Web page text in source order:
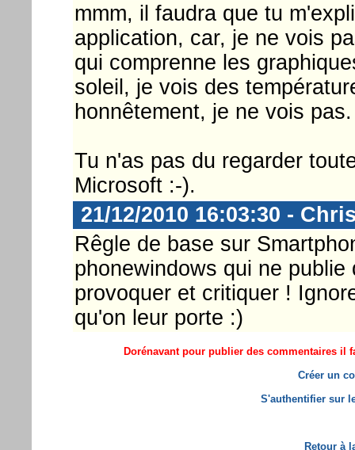
mmm, il faudra que tu
application, car, je ne vois
qui comprenne les
soleil, je vois des
honnêtement, je ne vois
Tu n'as pas du regarder
Microsoft :-).
21/12/2010 16:03:30 -
Rêgle de base sur
phonewindows qui ne
provoquer et critiquer !
qu'on leur porte :)
Dorénavant pour publier des commentaires il
Créer un
S'authentifier sur
Retour à